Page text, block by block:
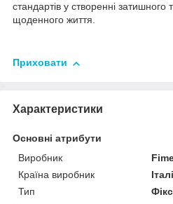
стандартів у створенні затишного
щоденного життя.
Приховати
Характеристики
Основні атрибути
Виробник
Країна виробник
Тип